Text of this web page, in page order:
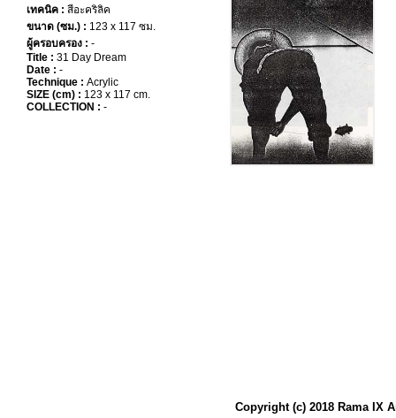
เทคนิค : สีอะคริลิค
ขนาด (ซม.) : 123 x 117 ซม.
ผู้ครอบครอง : -
Title : 31 Day Dream
Date : -
Technique : Acrylic
SIZE (cm) : 123 x 117 cm.
COLLECTION : -
Copyright (c) 2018 Rama IX